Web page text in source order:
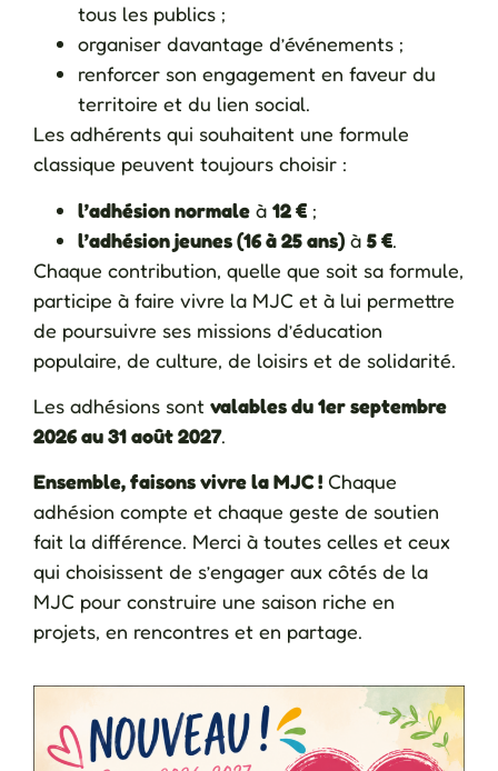
tous les publics ;
organiser davantage d’événements ;
renforcer son engagement en faveur du
territoire et du lien social.
Les adhérents qui souhaitent une formule
classique peuvent toujours choisir :
l’adhésion normale à 12 € ;
l’adhésion jeunes (16 à 25 ans) à 5 €.
Chaque contribution, quelle que soit sa formule,
participe à faire vivre la MJC et à lui permettre
de poursuivre ses missions d’éducation
populaire, de culture, de loisirs et de solidarité.
Les adhésions sont valables du 1er septembre
2026 au 31 août 2027.
Ensemble, faisons vivre la MJC ! Chaque
adhésion compte et chaque geste de soutien
fait la différence. Merci à toutes celles et ceux
qui choisissent de s’engager aux côtés de la
MJC pour construire une saison riche en
projets, en rencontres et en partage.